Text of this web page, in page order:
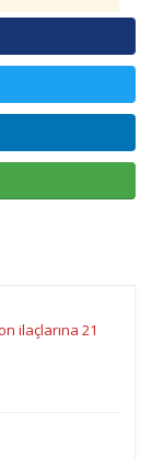
ilaçlarına 21